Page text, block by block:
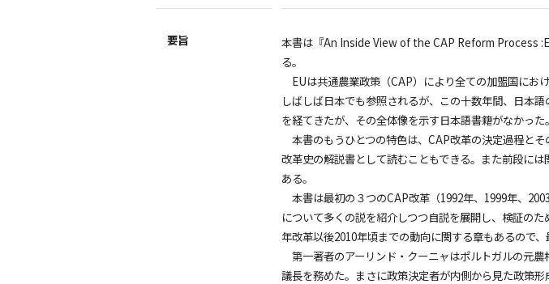
要旨
本書は『An Inside View of the CAP Reform Process
る。
EUは共通農業政策（CAP）により全ての加盟国にお
しばしば日本でも参照されるが、この十数年間、日本
を経てきたが、その全体像を示す日本語書籍がなかっ
本書のもうひとつの特色は、CAP改革の決定過程と
改革史の解説書として読むこともできる。また前段に
ある。
本書は最初の３つのCAP改革（1992年、1999年、
について多くの説を紹介しつつ自説を展開し、検証の
年改革以後2010年頃までの動向に関する章もあるので
第一著者のアーリンド・クーニャはポルトガルの元
議長を務めた。まさに政策決定者が内側から見た政策